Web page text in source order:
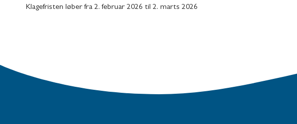
Klagefristen løber fra 2. februar 2026 til 2. marts 2026